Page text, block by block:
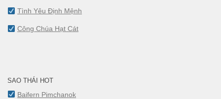
Tình Yêu Định Mệnh
Công Chúa Hạt Cát
SAO THÁI HOT
Baifern Pimchanok